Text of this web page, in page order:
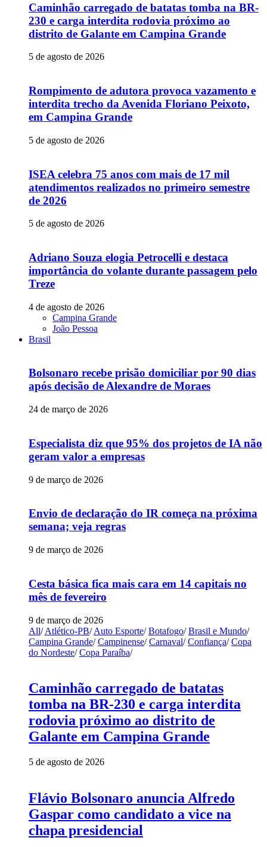
Caminhão carregado de batatas tomba na BR-
230 e carga interdita rodovia próximo ao
distrito de Galante em Campina Grande
5 de agosto de 2026
Rompimento de adutora provoca vazamento e
interdita trecho da Avenida Floriano Peixoto,
em Campina Grande
5 de agosto de 2026
ISEA celebra 75 anos com mais de 17 mil
atendimentos realizados no primeiro semestre
de 2026
5 de agosto de 2026
Adriano Souza elogia Petrocelli e destaca
importância do volante durante passagem pelo
Treze
4 de agosto de 2026
Campina Grande
João Pessoa
Brasil
Bolsonaro recebe prisão domiciliar por 90 dias
após decisão de Alexandre de Moraes
24 de março de 2026
Especialista diz que 95% dos projetos de IA não
geram valor a empresas
9 de março de 2026
Envio de declaração do IR começa na próxima
semana; veja regras
9 de março de 2026
Cesta básica fica mais cara em 14 capitais no
mês de fevereiro
9 de março de 2026
All/ Atlético-PB/ Auto Esporte/ Botafogo/ Brasil e Mundo/
Campina Grande/ Campinense/ Carnaval/ Confiança/ Copa
do Nordeste/ Copa Paraíba/
Caminhão carregado de batatas
tomba na BR-230 e carga interdita
rodovia próximo ao distrito de
Galante em Campina Grande
5 de agosto de 2026
Flávio Bolsonaro anuncia Alfredo
Gaspar como candidato a vice na
chapa presidencial